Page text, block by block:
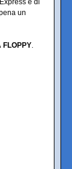
e di
un
.